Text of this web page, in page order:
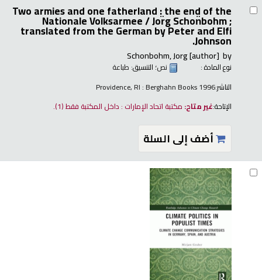
Two armies and one fatherland : the end of the
Nationale Volksarmee /Jor̈g Schon̈bohm ;
translated from the German by Peter and Elfi
Johnson.
by
Schonbohm, Jorg[author]
نوع المادة : نص؛ التنسيق: طباعة
الناشر:Providence, RI : Berghahn Books 1996
الإتاحة:غير متاح: مكتبة اتحاد الإمارات : داخل المكتبة فقط(1).
أضف إلى السلة